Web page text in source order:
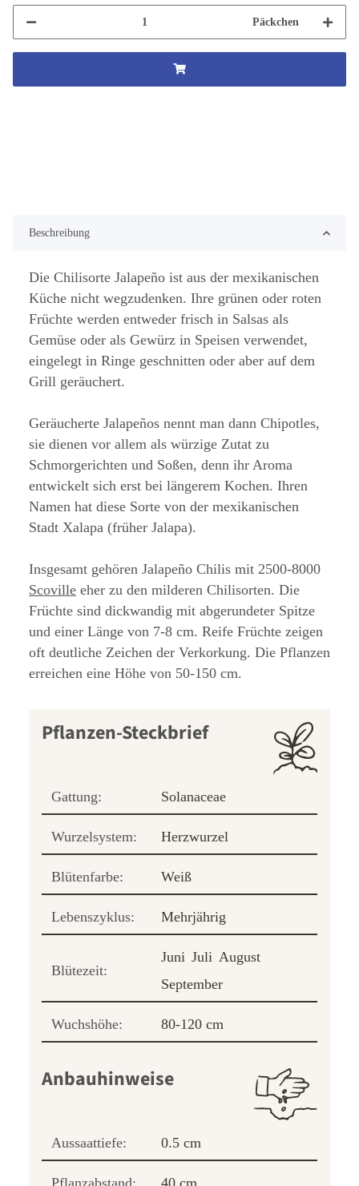
Päckchen
Beschreibung
Die Chilisorte Jalapeño ist aus der mexikanischen
Küche nicht wegzudenken. Ihre grünen oder roten
Früchte werden entweder frisch in Salsas als
Gemüse oder als Gewürz in Speisen verwendet,
eingelegt in Ringe geschnitten oder aber auf dem
Grill geräuchert.
Geräucherte Jalapeños nennt man dann Chipotles,
sie dienen vor allem als würzige Zutat zu
Schmorgerichten und Soßen, denn ihr Aroma
entwickelt sich erst bei längerem Kochen. Ihren
Namen hat diese Sorte von der mexikanischen
Stadt Xalapa (früher Jalapa).
Insgesamt gehören Jalapeño Chilis mit 2500-8000
Scoville eher zu den milderen Chilisorten. Die
Früchte sind dickwandig mit abgerundeter Spitze
und einer Länge von 7-8 cm. Reife Früchte zeigen
oft deutliche Zeichen der Verkorkung. Die Pflanzen
erreichen eine Höhe von 50-150 cm.
Pflanzen-Steckbrief
Gattung: Solanaceae
Wurzelsystem: Herzwurzel
Blütenfarbe: Weiß
Lebenszyklus: Mehrjährig
Blütezeit:
Juni Juli August
September
Wuchshöhe: 80-120 cm
Anbauhinweise
Aussaattiefe: 0.5 cm